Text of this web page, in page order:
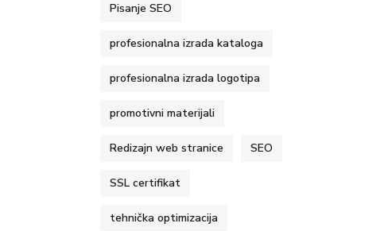
Pisanje SEO
profesionalna izrada kataloga
profesionalna izrada logotipa
promotivni materijali
Redizajn web stranice SEO
SSL certifikat
tehnička optimizacija